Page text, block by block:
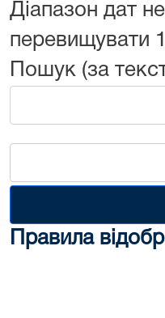
Діапазон дат
перевищувати
Пошук (за
Правила